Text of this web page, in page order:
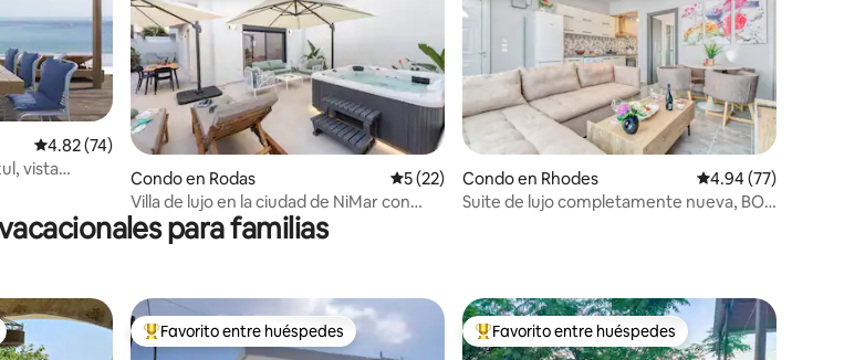
Calificación promedio: 4.82 de 5, 74 reseñas
4.82 (74)
vista
Condo en Rodas Calificación promedio: 5 de 5, 22 reseñas
5 (22)
Villa de lujo en la ciudad de NiMar con
jacuzzi
Condo en Rhodes Calificación
4.94 (77)
Suite de lujo completamente nueva, BOU
para familias
Favorito entre huéspedes preferido
Favorito entre huéspedes Favorito entre huéspedes preferido
Favorito entre huéspedes